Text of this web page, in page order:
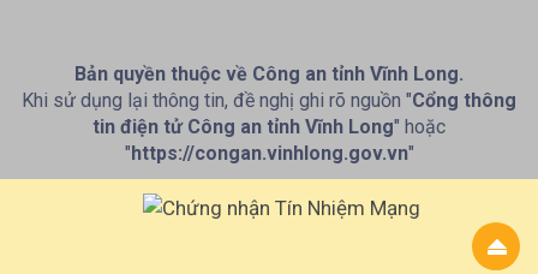
Bản quyền thuộc về Công an tỉnh Vĩnh Long.
Khi sử dụng lại thông tin, đề nghị ghi rõ nguồn "Cổng thông
tin điện tử Công an tỉnh Vĩnh Long" hoặc
"https://congan.vinhlong.gov.vn"